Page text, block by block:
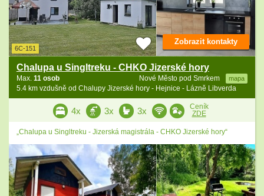
6C-151
Chalupa u Singltreku - CHKO Jizerské hory
Nové Město pod Smrkem mapa
Max. 11 osob
5.4 km vzdušně od Chalupy Jizerské hory - Hejnice - Lázně Libverda
Zobrazit kontakty
4x 3x 3x
Ceník
ZDE
„Chalupa u Singltreku - Jizerská magistrála - CHKO Jizerské hory“